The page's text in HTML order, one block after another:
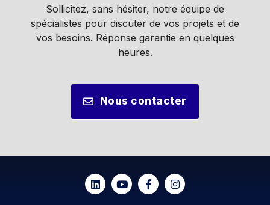
Sollicitez, sans hésiter, notre équipe de
spécialistes pour discuter de vos projets et de
vos besoins. Réponse garantie en quelques
heures.
Nous contacter